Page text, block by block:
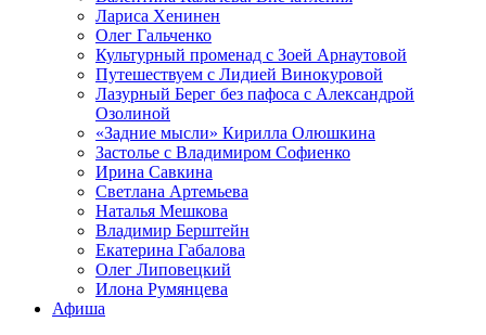
Лариса Хенинен
Олег Гальченко
Культурный променад с Зоей Арнаутовой
Путешествуем с Лидией Винокуровой
Лазурный Берег без пафоса с Александрой
Озолиной
«Задние мысли» Кирилла Олюшкина
Застолье с Владимиром Софиенко
Ирина Савкина
Светлана Артемьева
Наталья Мешкова
Владимир Берштейн
Екатерина Габалова
Олег Липовецкий
Илона Румянцева
Афиша